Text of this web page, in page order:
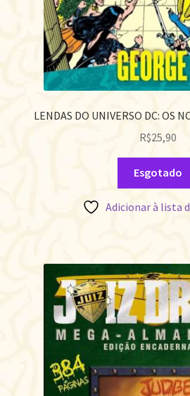
LENDAS DO UNIVERSO DC: OS
R$25,90
Esgotado
Adicionar à lista